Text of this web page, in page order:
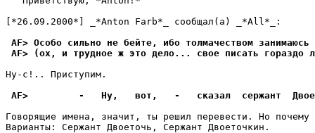
[*26.09.2000*] _*Anton Farb*_ сообщал(а) _*All*_:
AF> Особо сильно не бейте, ибо толмачеством
AF> (ох, и трудное ж это дело... свое писать гораздо
Ну-с!.. Приступим.
AF>         -   Ну,   вот,   -   сказал  сержант
Говорящие имена, значит, ты решил перевести. Но почему
Варианты: Сержант Двоеточь, Сержант Двоеточкин.